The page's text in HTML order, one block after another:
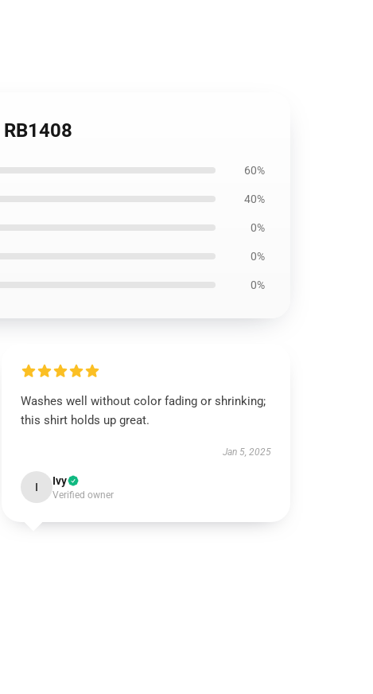
60%
40%
0%
0%
0%
Washes well without color fading or shrinking;
this shirt holds up great.
Jan 5, 2025
I Ivy
Verified owner